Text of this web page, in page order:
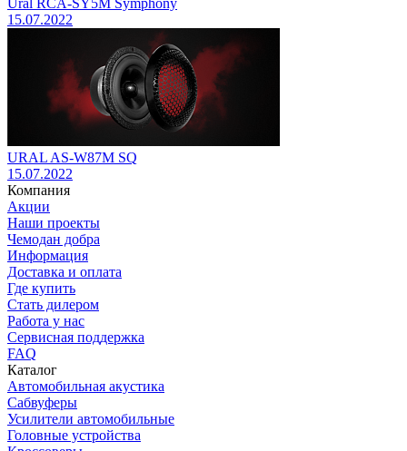
15.07.2022
URAL AS-W87M SQ
15.07.2022
Компания
Акции
Наши проекты
Чемодан добра
Информация
Доставка и оплата
Где купить
Стать дилером
Работа у нас
Сервисная поддержка
FAQ
Каталог
Автомобильная акустика
Сабвуферы
Усилители автомобильные
Головные устройства